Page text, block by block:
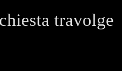
travolge